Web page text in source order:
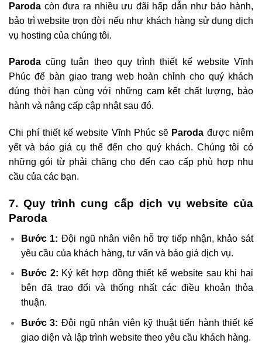
Paroda còn đưa ra nhiều ưu đãi hấp dẫn như bảo hành,
bảo trì website trọn đời nếu như khách hàng sử dụng dịch
vụ hosting của chúng tôi.
Paroda cũng tuân theo quy trình thiết kế website Vĩnh
Phúc để bàn giao trang web hoàn chỉnh cho quý khách
đúng thời hạn cùng với những cam kết chất lượng, bảo
hành và nâng cấp cập nhật sau đó.
Chi phí thiết kế website Vĩnh Phúc sẽ Paroda được niêm
yết và báo giá cụ thể đến cho quý khách. Chúng tôi có
những gói từ phải chăng cho đến cao cấp phù hợp nhu
cầu của các bạn.
7. Quy trình cung cấp dịch vụ website của
Paroda
Bước 1: Đội ngũ nhân viên hỗ trợ tiếp nhận, khảo sát
yêu cầu của khách hàng, tư vấn và báo giá dịch vụ.
Bước 2: Ký kết hợp đồng thiết kế website sau khi hai
bên đã trao đổi và thống nhất các điều khoản thỏa
thuận.
Bước 3: Đội ngũ nhân viên kỹ thuật tiến hành thiết kế
giao diện và lập trình website theo yêu cầu khách hàng.